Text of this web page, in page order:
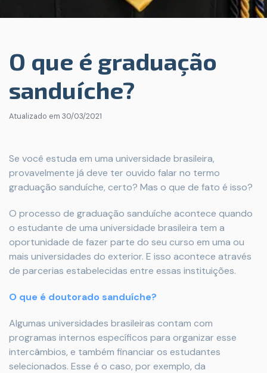
O que é graduação
sanduíche?
Atualizado em 30/03/2021
Se você estuda em uma universidade brasileira,
provavelmente já deve ter ouvido falar no termo
graduação sanduíche, certo? Mas o que de fato é isso?
O processo de graduação sanduíche acontece quando
o estudante de uma universidade brasileira tem a
oportunidade de fazer parte do seu curso em uma ou
mais universidades do exterior. E isso acontece através
de parcerias estabelecidas entre essas instituições.
O que é doutorado sanduíche?
Algumas universidades brasileiras contam com
programas internos específicos para organizar esse
intercâmbios, e também financiar os estudantes
selecionados. Esse é o caso, por exemplo, da